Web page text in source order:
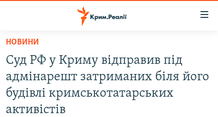
Перейти
основного
матеріалу
Перейти
до
основної
ВОДА.КРИМ
ВІДЕО ТА ФОТО
ПОЛІТИКА
НОВИНИ
Суд РФ у Криму відправив під
адмінарешт затриманих біля його
будівлі кримськотатарських
активістів